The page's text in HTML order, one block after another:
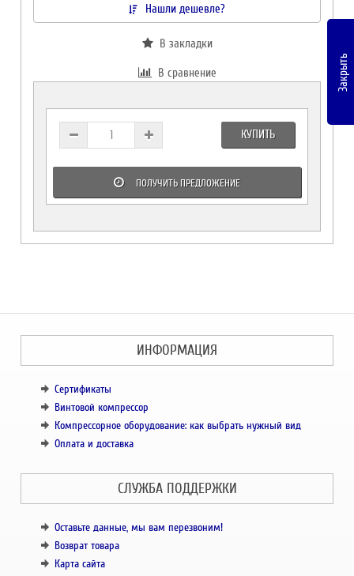
Нашли дешевле?
В закладки
В сравнение
КУПИТЬ
ПОЛУЧИТЬ ПРЕДЛОЖЕНИЕ
ИНФОРМАЦИЯ
Сертификаты
Винтовой компрессор
Компрессорное оборудование: как выбрать нужный вид
Оплата и доставка
СЛУЖБА ПОДДЕРЖКИ
Оставьте данные, мы вам перезвоним!
Возврат товара
Карта сайта
Закрыть